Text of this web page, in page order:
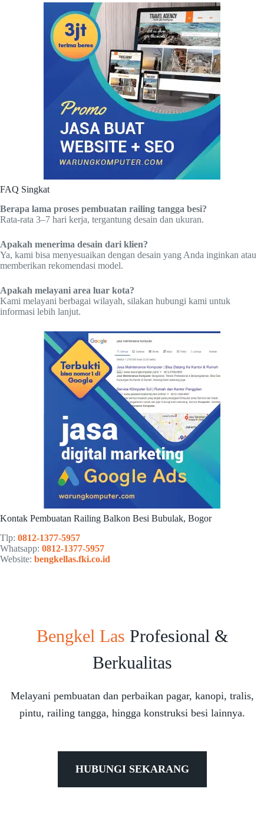
FAQ Singkat
Berapa lama proses pembuatan railing tangga besi?
Rata-rata 3–7 hari kerja, tergantung desain dan ukuran.
Apakah menerima desain dari klien?
Ya, kami bisa menyesuaikan dengan desain yang Anda inginkan atau
memberikan rekomendasi model.
Apakah melayani area luar kota?
Kami melayani berbagai wilayah, silakan hubungi kami untuk
informasi lebih lanjut.
Kontak Pembuatan Railing Balkon Besi Bubulak, Bogor
Tlp: 0812-1377-5957
Whatsapp: 0812-1377-5957
Website: bengkellas.fki.co.id
Bengkel Las Profesional &
Berkualitas
Melayani pembuatan dan perbaikan pagar, kanopi, tralis,
pintu, railing tangga, hingga konstruksi besi lainnya.
HUBUNGI SEKARANG